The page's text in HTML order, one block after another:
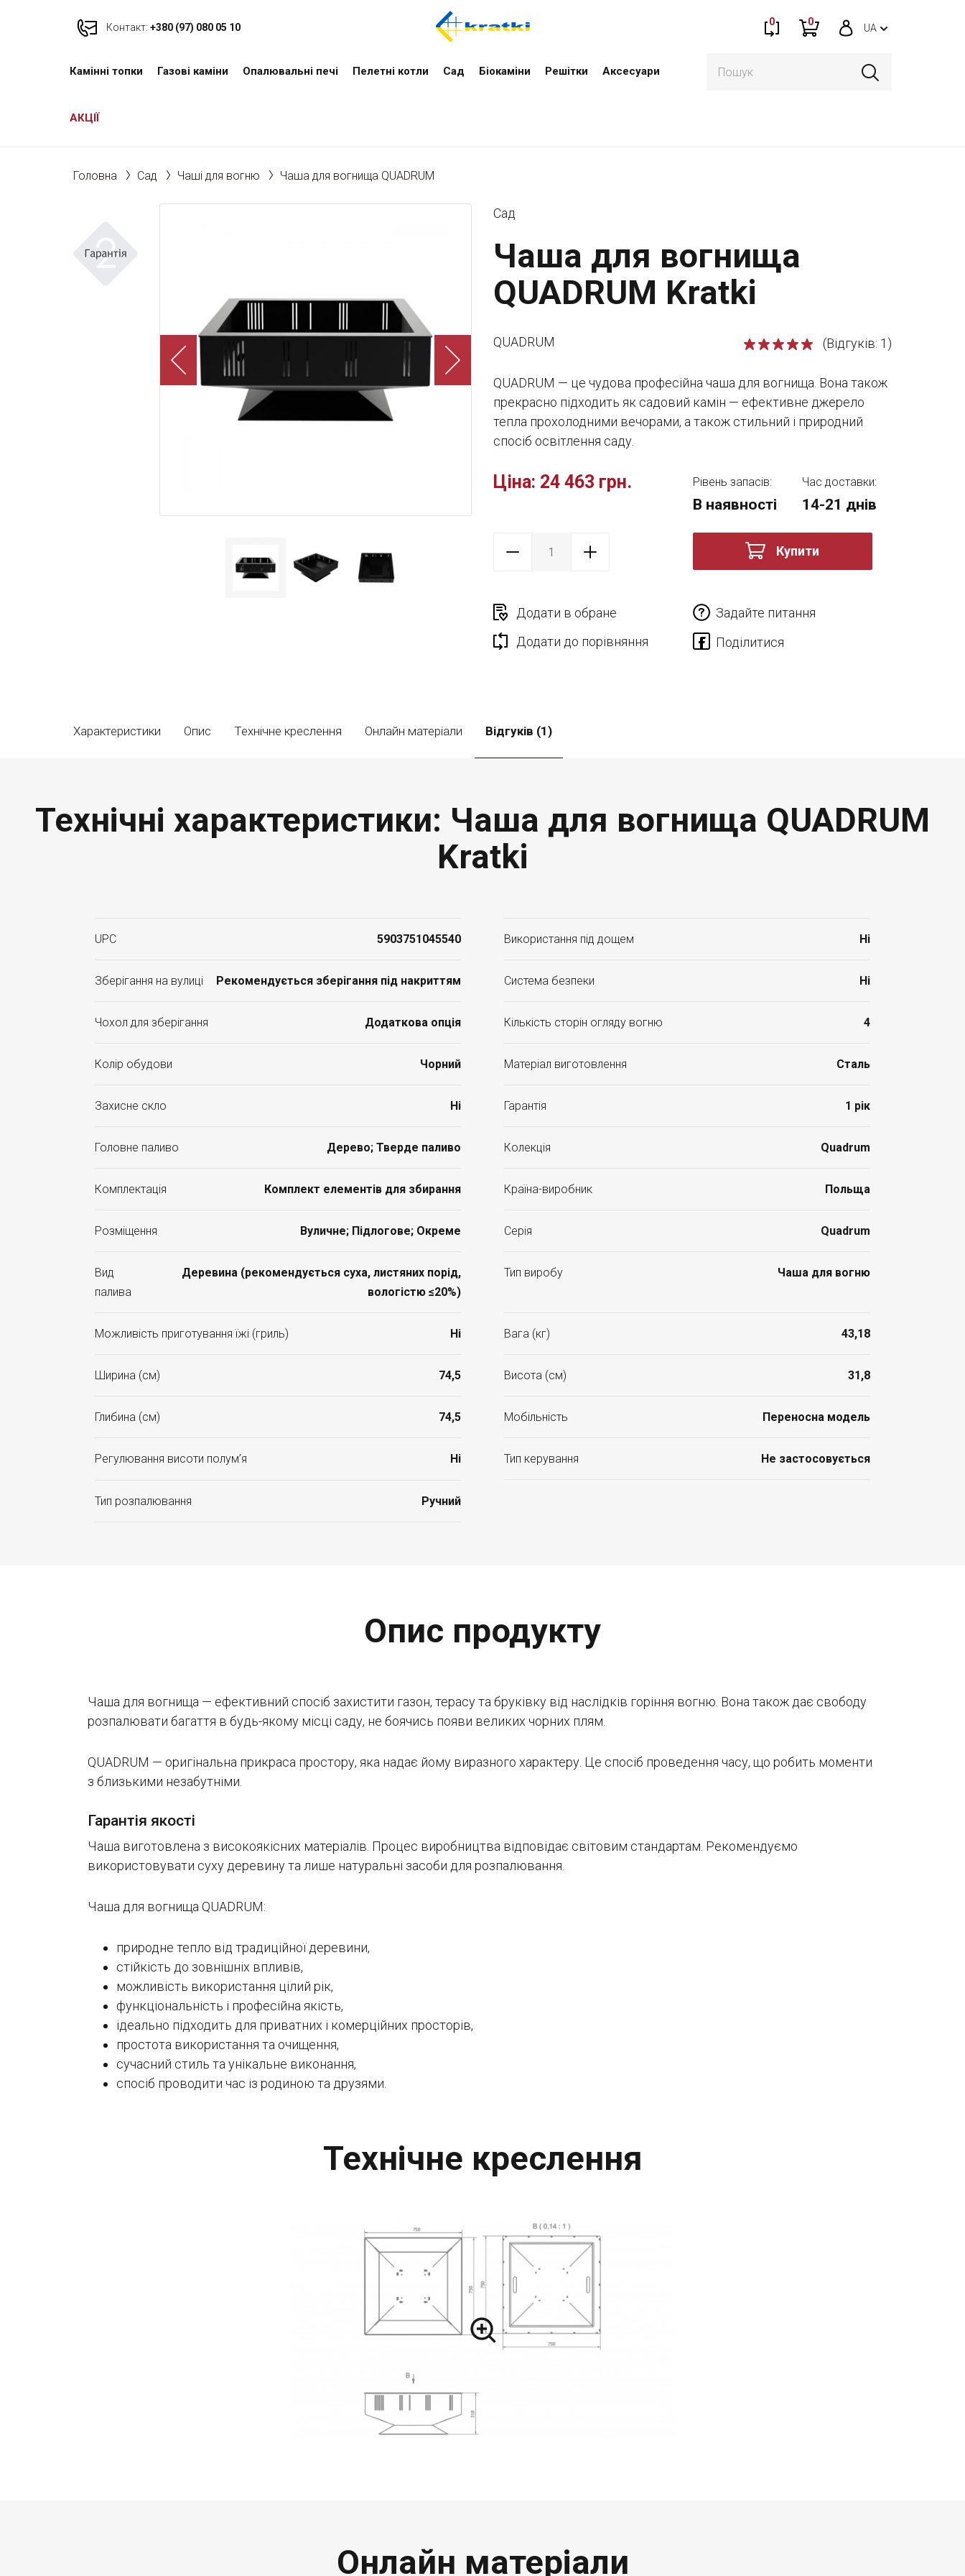
Контакт: +380 (97) 080 05 10 0 0
UA
Камінні топки Газові каміни Опалювальні печі Пелетні котли Cад Біокаміни Решітки Аксесуари
АКЦІЇ
Головна Cад Чаші для вогню Чаша для вогнища QUADRUM
Cад
Чаша для вогнища
QUADRUM Kratki
QUADRUM (Відгуків: 1)
QUADRUM — це чудова професійна чаша для вогнища. Вона також
прекрасно підходить як садовий камін — ефективне джерело
тепла прохолодними вечорами, а також стильний і природний
спосіб освітлення саду.
Ціна: 24 463 грн. Рівень запасів:
В наявності
Час доставки:
14-21 днів
Купити
Додати в обране
Задайте питання
Додати до порівняння
Характеристики Опис Технічне креслення Онлайн матеріали Відгуків (1)
Технічні характеристики: Чаша для вогнища QUADRUM
Kratki
UPC 5903751045540 Використання під дощем Ні
Зберігання на вулиці Рекомендується зберігання під накриттям Система безпеки Ні
Чохол для зберігання Додаткова опція Кількість сторін огляду вогню 4
Колір обудови Чорний Матеріал виготовлення Сталь
Захисне скло Ні Гарантія 1 рік
Головне паливо Дерево; Тверде паливо Колекція Quadrum
Комплектація Комплект елементів для збирання Країна-виробник Польща
Розміщення Вуличне; Підлогове; Окреме Серія Quadrum
Вид
палива
Деревина (рекомендується суха, листяних порід,
вологістю ≤20%)
Тип виробу Чаша для вогню
Можливість приготування їжі (гриль) Ні Вага (кг) 43,18
Ширина (см) 74,5 Висота (см) 31,8
Глибина (см) 74,5 Мобільність Переносна модель
Регулювання висоти полум’я Ні Тип керування Не застосовується
Тип розпалювання Ручний
Опис продукту
Чаша для вогнища — ефективний спосіб захистити газон, терасу та бруківку від наслідків горіння вогню. Вона також дає свободу
розпалювати багаття в будь-якому місці саду, не боячись появи великих чорних плям.
QUADRUM — оригінальна прикраса простору, яка надає йому виразного характеру. Це спосіб проведення часу, що робить моменти
з близькими незабутніми.
Гарантія якості
Чаша виготовлена з високоякісних матеріалів. Процес виробництва відповідає світовим стандартам. Рекомендуємо
використовувати суху деревину та лише натуральні засоби для розпалювання.
Чаша для вогнища QUADRUM:
природне тепло від традиційної деревини,
стійкість до зовнішніх впливів,
можливість використання цілий рік,
функціональність і професійна якість,
ідеально підходить для приватних і комерційних просторів,
простота використання та очищення,
сучасний стиль та унікальне виконання,
спосіб проводити час із родиною та друзями.
Технічне креслення
Онлайн матеріали